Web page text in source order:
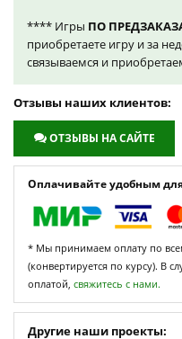
**** Игры ПО
приобретаете игру и за
связываемся и
Отзывы наших клиентов:
ОТЗЫВЫ НА САЙТЕ
Оплачивайте удобным для
* Мы принимаем оплату по
(конвертируется по курсу). В
оплатой, свяжитесь с нами.
Другие наши проекты: